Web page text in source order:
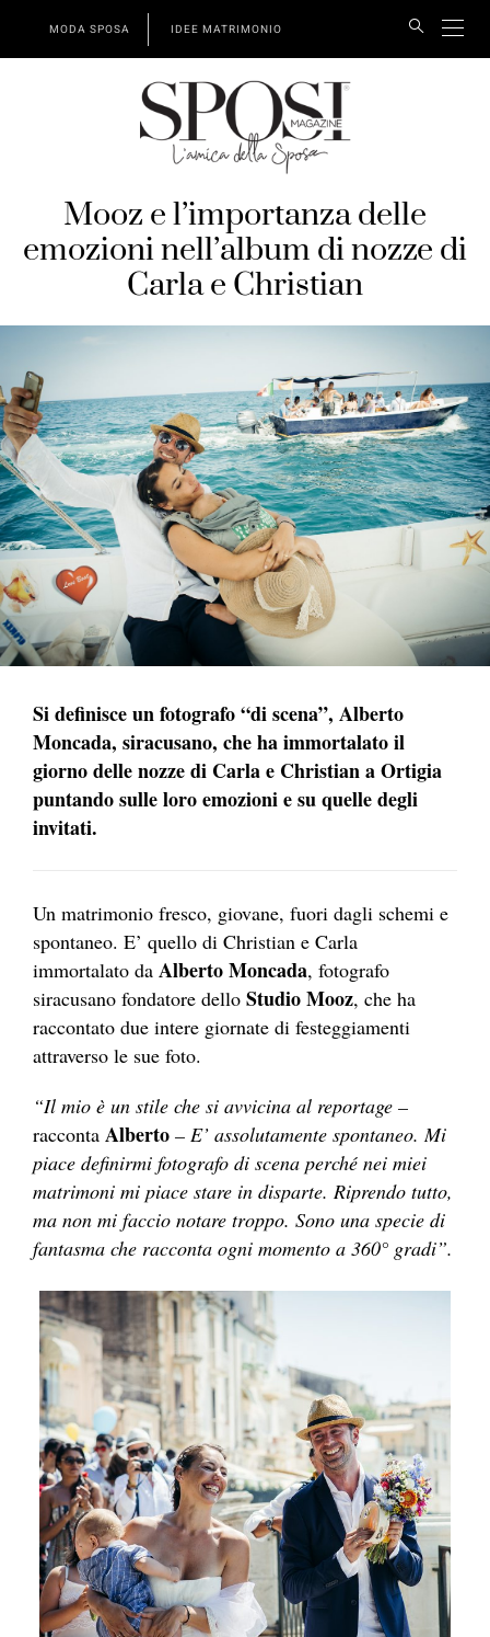
MODA SPOSA IDEE MATRIMONIO
Mooz e l’importanza delle
emozioni nell’album di nozze di
Carla e Christian
Si definisce un fotografo “di scena”, Alberto
Moncada, siracusano, che ha immortalato il
giorno delle nozze di Carla e Christian a Ortigia
puntando sulle loro emozioni e su quelle degli
invitati.
Un matrimonio fresco, giovane, fuori dagli schemi e
spontaneo. E’ quello di Christian e Carla
immortalato da Alberto Moncada, fotografo
siracusano fondatore dello Studio Mooz, che ha
raccontato due intere giornate di festeggiamenti
attraverso le sue foto.
“Il mio è un stile che si avvicina al reportage –
racconta Alberto – E’ assolutamente spontaneo. Mi
piace definirmi fotografo di scena perché nei miei
matrimoni mi piace stare in disparte. Riprendo tutto,
ma non mi faccio notare troppo. Sono una specie di
fantasma che racconta ogni momento a 360° gradi”.